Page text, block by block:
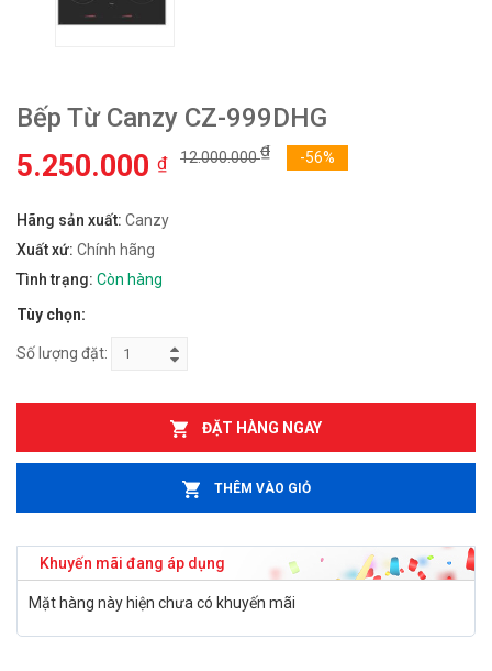
Bếp Từ Canzy CZ-999DHG
5.250.000 ₫ 12.000.000₫ -56%
Hãng sản xuất: Canzy
Xuất xứ: Chính hãng
Tình trạng: Còn hàng
Tùy chọn:
Số lượng đặt:
ĐẶT HÀNG NGAY
THÊM VÀO GIỎ
Khuyến mãi đang áp dụng
Mặt hàng này hiện chưa có khuyến mãi